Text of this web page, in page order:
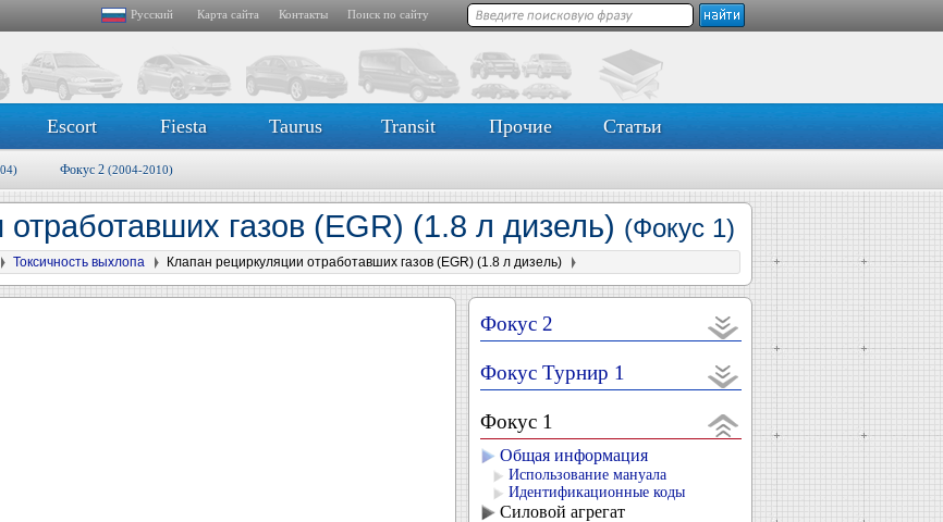
Русский Карта сайта Контакты Поиск по сайту
Escort Fiesta Taurus Transit Прочие Статьи
Фокус 2 (2004-2010)
газов (EGR) (1.8 л дизель) (Фокус 1)
Токсичность выхлопа Клапан рециркуляции отработавших газов (EGR) (1.8 л дизель)
Фокус 2
Фокус Турнир 1
Фокус 1
Общая информация
Использование мануала
Идентификационные коды
Силовой агрегат